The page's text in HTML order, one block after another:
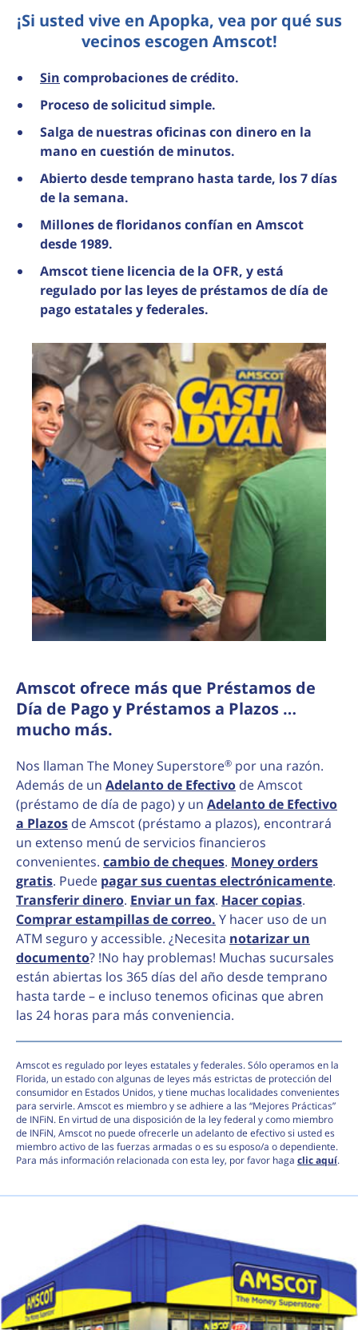
¡Si usted vive en Apopka, vea por qué sus
vecinos escogen Amscot!
Sin comprobaciones de crédito.
Proceso de solicitud simple.
Salga de nuestras oficinas con dinero en la
mano en cuestión de minutos.
Abierto desde temprano hasta tarde, los 7 días
de la semana.
Millones de floridanos confían en Amscot
desde 1989.
Amscot tiene licencia de la OFR, y está
regulado por las leyes de préstamos de día de
pago estatales y federales.
Amscot ofrece más que Préstamos de
Día de Pago y Préstamos a Plazos …
mucho más.
Nos llaman The Money Superstore® por una razón.
Además de un Adelanto de Efectivo de Amscot
(préstamo de día de pago) y un Adelanto de Efectivo
a Plazos de Amscot (préstamo a plazos), encontrará
un extenso menú de servicios financieros
convenientes. cambio de cheques. Money orders
gratis. Puede pagar sus cuentas electrónicamente.
Transferir dinero. Enviar un fax. Hacer copias.
Comprar estampillas de correo. Y hacer uso de un
ATM seguro y accessible. ¿Necesita notarizar un
documento? !No hay problemas! Muchas sucursales
están abiertas los 365 días del año desde temprano
hasta tarde – e incluso tenemos oficinas que abren
las 24 horas para más conveniencia.
Amscot es regulado por leyes estatales y federales. Sólo operamos en la
Florida, un estado con algunas de leyes más estrictas de protección del
consumidor en Estados Unidos, y tiene muchas localidades convenientes
para servirle. Amscot es miembro y se adhiere a las “Mejores Prácticas”
de INFiN. En virtud de una disposición de la ley federal y como miembro
de INFiN, Amscot no puede ofrecerle un adelanto de efectivo si usted es
miembro activo de las fuerzas armadas o es su esposo/a o dependiente.
Para más información relacionada con esta ley, por favor haga clic aquí.